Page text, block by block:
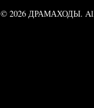
© 2026 ДРАМАХОДЫ. All